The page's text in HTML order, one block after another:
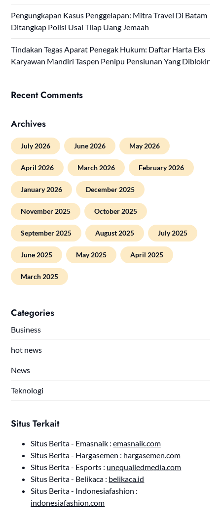
Pengungkapan Kasus Penggelapan: Mitra Travel Di Batam
Ditangkap Polisi Usai Tilap Uang Jemaah
Tindakan Tegas Aparat Penegak Hukum: Daftar Harta Eks
Karyawan Mandiri Taspen Penipu Pensiunan Yang Diblokir
Recent Comments
Archives
July 2026 June 2026 May 2026
April 2026 March 2026 February 2026
January 2026 December 2025
November 2025 October 2025
September 2025 August 2025 July 2025
June 2025 May 2025 April 2025
March 2025
Categories
Business
hot news
News
Teknologi
Situs Terkait
Situs Berita - Emasnaik :emasnaik.com
Situs Berita - Hargasemen : hargasemen.com
Situs Berita - Esports : unequalledmedia.com
Situs Berita - Belikaca : belikaca.id
Situs Berita - Indonesiafashion :
indonesiafashion.com